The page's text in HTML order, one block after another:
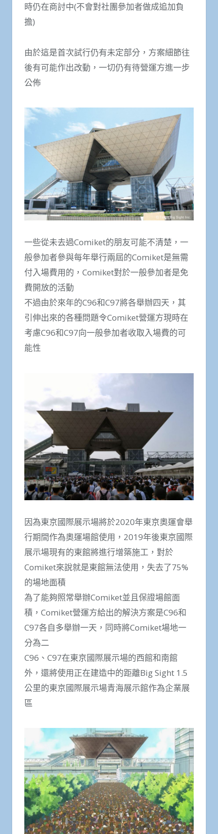
時仍在商討中(不會對社團參加者做成追加負
擔)
由於這是首次試行仍有未定部分，方案細節往
後有可能作出改動，一切仍有待營運方進一步
公佈
一些從未去過Comiket的朋友可能不清楚，一
般參加者參與每年舉行兩屆的Comiket是無需
付入場費用的，Comiket對於一般參加者是免
費開放的活動
不過由於來年的C96和C97將各舉辦四天，其
引伸出來的各種問題令Comiket營運方現時在
考慮C96和C97向一般參加者收取入場費的可
能性
因為東京國際展示場將於2020年東京奧運會舉
行期間作為奧運場館使用，2019年後東京國際
展示場現有的東館將進行增築施工，對於
Comiket來說就是東館無法使用，失去了75%
的場地面積
為了能夠照常舉辦Comiket並且保證場館面
積，Comiket營運方給出的解決方案是C96和
C97各自多舉辦一天，同時將Comiket場地一
分為二
C96、C97在東京國際展示場的西館和南館
外，還將使用正在建造中的距離Big Sight 1.5
公里的東京國際展示場青海展示館作為企業展
區